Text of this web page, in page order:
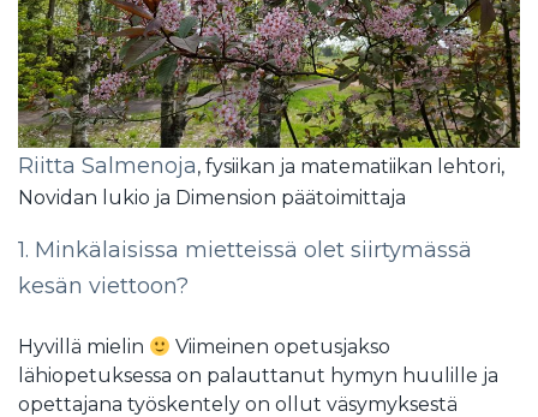
Riitta Salmenoja, fysiikan ja matematiikan lehtori,
Novidan lukio ja Dimension päätoimittaja
1. Minkälaisissa mietteissä olet siirtymässä
kesän viettoon?
Hyvillä mielin
Viimeinen opetusjakso
lähiopetuksessa on palauttanut hymyn huulille ja
opettajana työskentely on ollut väsymyksestä